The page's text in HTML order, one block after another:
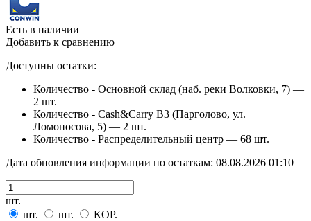
Есть в наличии
Добавить к сравнению
Доступны остатки:
Количество - Основной склад (наб. реки Волковки, 7) —
2 шт.
Количество - Cash&Carry B3 (Парголово, ул.
Ломоносова, 5) — 2 шт.
Количество - Распределительный центр — 68 шт.
Дата обновления информации по остаткам: 08.08.2026 01:10
шт.
шт.
шт.
КОР.